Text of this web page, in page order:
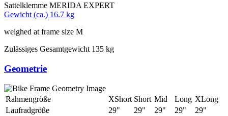
Sattelklemme MERIDA EXPERT
Gewicht (ca.) 16.7 kg
weighed at frame size M
Zulässiges Gesamtgewicht 135 kg
Geometrie
Rahmengröße XShort Short Mid Long XLong
Laufradgröße
29" 29" 29" 29"
29"